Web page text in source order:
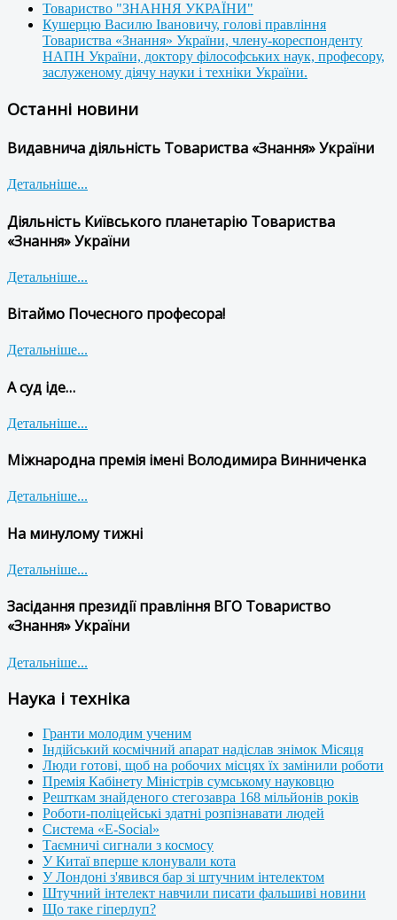
Товариство "ЗНАННЯ УКРАЇНИ"
Кушерцю Василю Івановичу, голові правління
Товариства «Знання» України, члену-кореспонденту
НАПН України, доктору філософських наук, професору,
заслуженому діячу науки і техніки України.
Останні новини
Видавнича діяльність Товариства «Знання» України
Детальніше...
Діяльність Київського планетарію Товариства
«Знання» України
Детальніше...
Вітаймо Почесного професора!
Детальніше...
А суд іде…
Детальніше...
Міжнародна премія імені Володимира Винниченка
Детальніше...
На минулому тижні
Детальніше...
Засідання президії правління ВГО Товариство
«Знання» України
Детальніше...
Наука і техніка
Гранти молодим ученим
Індійський космічний апарат надіслав знімок Місяця
Люди готові, щоб на робочих місцях їх замінили роботи
Премія Кабінету Міністрів сумському науковцю
Решткам знайденого стегозавра 168 мільйонів років
Роботи-поліцейські здатні розпізнавати людей
Система «E-Social»
Таємничі сигнали з космосу
У Китаї вперше клонували кота
У Лондоні з'явився бар зі штучним інтелектом
Штучний інтелект навчили писати фальшиві новини
Що таке гіперлуп?